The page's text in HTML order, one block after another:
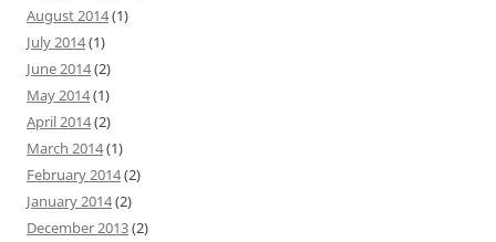
August 2014(1)
July 2014(1)
June 2014(2)
May 2014(1)
April 2014(2)
March 2014(1)
February 2014(2)
January 2014(2)
December 2013(2)